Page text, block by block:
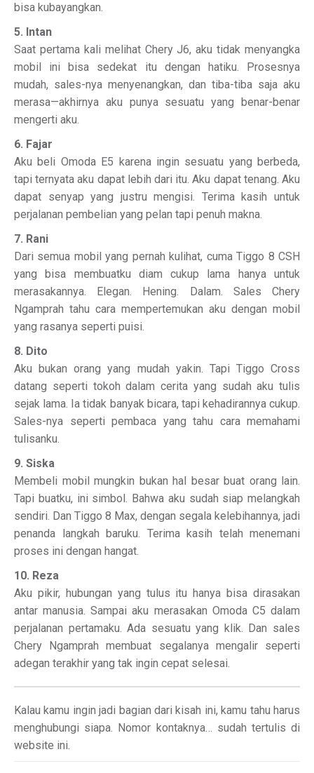
bisa kubayangkan.
5. Intan
Saat pertama kali melihat Chery J6, aku tidak menyangka
mobil ini bisa sedekat itu dengan hatiku. Prosesnya
mudah, sales-nya menyenangkan, dan tiba-tiba saja aku
merasa—akhirnya aku punya sesuatu yang benar-benar
mengerti aku.
6. Fajar
Aku beli Omoda E5 karena ingin sesuatu yang berbeda,
tapi ternyata aku dapat lebih dari itu. Aku dapat tenang. Aku
dapat senyap yang justru mengisi. Terima kasih untuk
perjalanan pembelian yang pelan tapi penuh makna.
7. Rani
Dari semua mobil yang pernah kulihat, cuma Tiggo 8 CSH
yang bisa membuatku diam cukup lama hanya untuk
merasakannya. Elegan. Hening. Dalam. Sales Chery
Ngamprah tahu cara mempertemukan aku dengan mobil
yang rasanya seperti puisi.
8. Dito
Aku bukan orang yang mudah yakin. Tapi Tiggo Cross
datang seperti tokoh dalam cerita yang sudah aku tulis
sejak lama. Ia tidak banyak bicara, tapi kehadirannya cukup.
Sales-nya seperti pembaca yang tahu cara memahami
tulisanku.
9. Siska
Membeli mobil mungkin bukan hal besar buat orang lain.
Tapi buatku, ini simbol. Bahwa aku sudah siap melangkah
sendiri. Dan Tiggo 8 Max, dengan segala kelebihannya, jadi
penanda langkah baruku. Terima kasih telah menemani
proses ini dengan hangat.
10. Reza
Aku pikir, hubungan yang tulus itu hanya bisa dirasakan
antar manusia. Sampai aku merasakan Omoda C5 dalam
perjalanan pertamaku. Ada sesuatu yang klik. Dan sales
Chery Ngamprah membuat segalanya mengalir seperti
adegan terakhir yang tak ingin cepat selesai.
Kalau kamu ingin jadi bagian dari kisah ini, kamu tahu harus
menghubungi siapa. Nomor kontaknya… sudah tertulis di
website ini.